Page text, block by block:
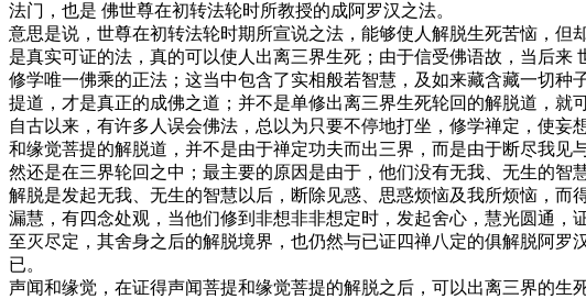
法门，也是 佛世尊在初转法轮时所教授的成阿罗汉之法。
意思是说，世尊在初转法轮时期所宣说之法，能够使人解脱生死苦恼，
是真实可证的法，真的可以使人出离三界生死；由于信受佛语故，当后
修学唯一佛乘的正法；这当中包含了实相般若智慧，及如来藏含藏一切
提道，才是真正的成佛之道；并不是单修出离三界生死轮回的解脱道，就
自古以来，有许多人误会佛法，总以为只要不停地打坐，修学禅定，使
和缘觉菩提的解脱道，并不是由于禅定功夫而出三界，而是由于断尽我
然还是在三界轮回之中；最主要的原因是由于，他们没有无我、无生的智
解脱是发起无我、无生的智慧以后，断除见惑、思惑烦恼及我所烦恼，
漏慧，有四念处观，当他们修到非想非非想定时，发起舍心，慧光圆通
至灭尽定，其舍身之后的解脱境界，也仍然与已证四禅八定的俱解脱阿
已。
声闻和缘觉，在证得声闻菩提和缘觉菩提的解脱之后，可以出离三界的